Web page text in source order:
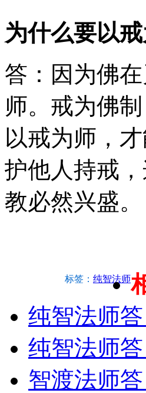
为什么要以戒
答：因为佛
师。戒为佛
以戒为师，
护他人持戒
教必然兴盛。
标签： 纯智法师
纯智法师
纯智法师
智渡法师